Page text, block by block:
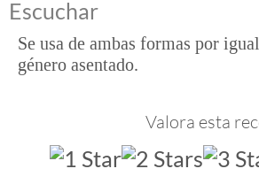
Escuchar
Se usa de ambas formas por
género asentado.
Valora esta